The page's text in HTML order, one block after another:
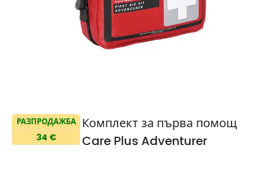
РАЗПРОДАЖБА
34 €
Комплект за първа помощ
Care Plus Adventurer